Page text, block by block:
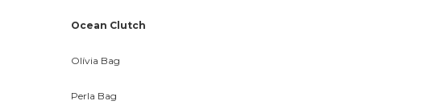
Ocean Clutch
Olívia Bag
Perla Bag